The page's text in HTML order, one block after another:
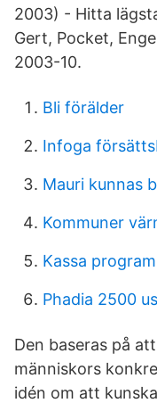
2003) - Hitta
Gert, Pocket,
2003-10.
Bli förälder
Infoga
Mauri kunnas
Kommuner
Kassa program
Phadia 2500
Den baseras på
människors
idén om att